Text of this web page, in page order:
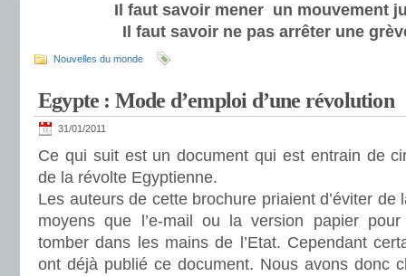
Il faut savoir mener un mouvement
Il faut savoir ne pas arrêter une
Nouvelles du monde
Egypte : Mode d’emploi d’une révolution
31/01/2011
Ce qui suit est un document qui est entrain de
de la révolte Egyptienne.
Les auteurs de cette brochure priaient d’éviter de
moyens que l’e-mail ou la version papier
tomber dans les mains de l’Etat. Cependant
ont déjà publié ce document. Nous avons donc